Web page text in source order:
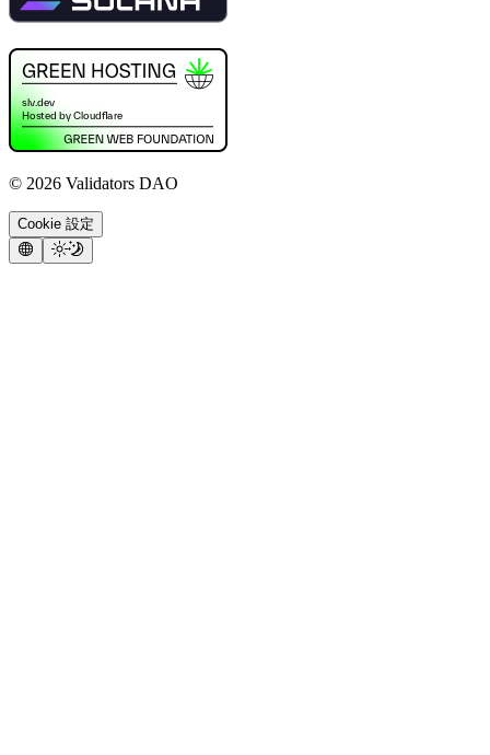
© 2026 Validators DAO
Cookie 設定